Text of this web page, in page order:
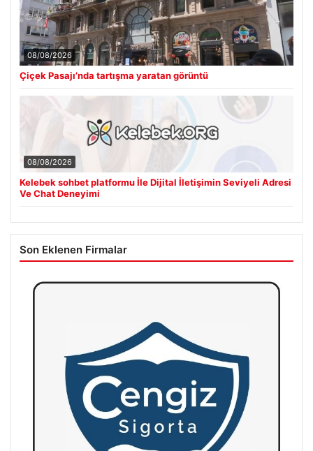
08/08/2026
Çiçek Pasajı’nda tartışma yaratan görüntü
08/08/2026
Kelebek sohbet platformu İle Dijital İletişimin Seviyeli Adresi
Ve Chat Deneyimi
Son Eklenen Firmalar